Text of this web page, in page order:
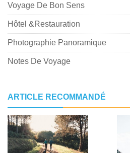
Voyage De Bon Sens
Hôtel &Restauration
Photographie Panoramique
Notes De Voyage
ARTICLE RECOMMANDÉ